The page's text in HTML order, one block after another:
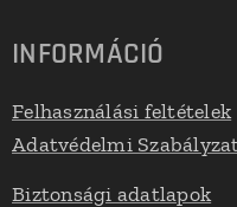
INFORMÁCIÓ
Felhasználási feltételek
Adatvédelmi
Biztonsági adatlapok